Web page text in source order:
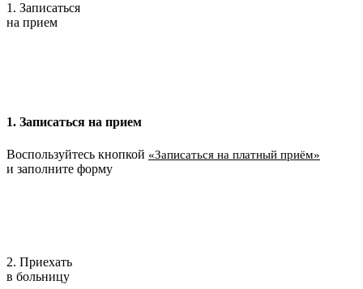
1. Записаться
на прием
1. Записаться на прием
Воспользуйтесь кнопкой «Записаться на платный приём»
и заполните форму
2. Приехать
в больницу